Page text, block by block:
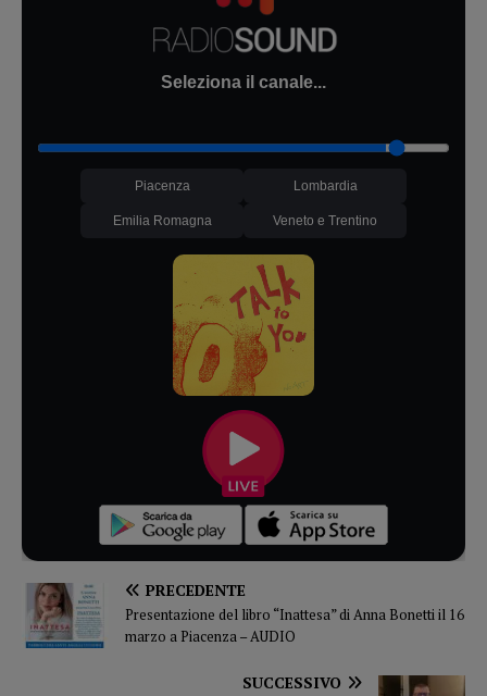
Seleziona il canale...
Piacenza Lombardia
Emilia Romagna Veneto e Trentino
PRECEDENTE
Presentazione del libro “Inattesa” di Anna Bonetti il 16
marzo a Piacenza – AUDIO
SUCCESSIVO